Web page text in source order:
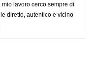
lavoro cerco sempre di
diretto, autentico e vicino